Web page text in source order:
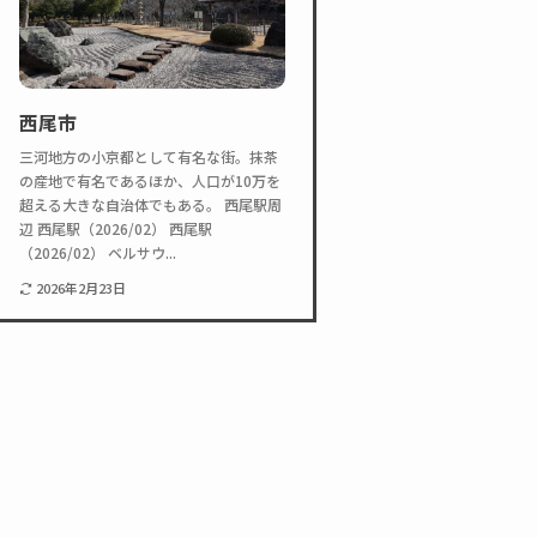
西尾市
三河地方の小京都として有名な街。抹茶
の産地で有名であるほか、人口が10万を
超える大きな自治体でもある。 西尾駅周
辺 西尾駅（2026/02） 西尾駅
（2026/02） ベルサウ...
2026年2月23日